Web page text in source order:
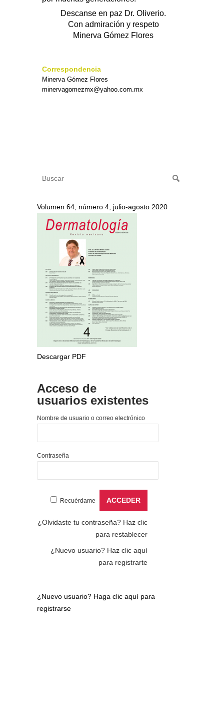
Descanse en paz Dr. Oliverio.
Con admiración y respeto
Minerva Gómez Flores
Correspondencia
Minerva Gómez Flores
minervagomezmx@yahoo.com.mx
Volumen 64, número 4, julio-agosto 2020
Descargar PDF
Acceso de
usuarios existentes
Nombre de usuario o correo electrónico
Contraseña
Recuérdame
¿Olvidaste tu contraseña? Haz clic
para restablecer
¿Nuevo usuario? Haz clic aquí
para registrarte
¿Nuevo usuario? Haga clic aquí para
registrarse